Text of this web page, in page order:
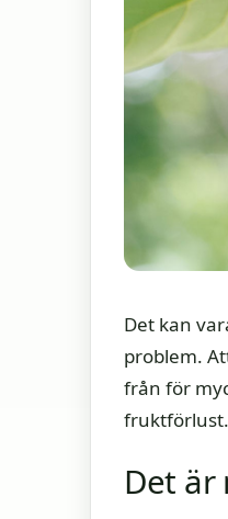
Det kan
problem.
från för
fruktförlust.
Det